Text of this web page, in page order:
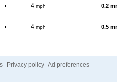
4 mph 0.2
4 mph 0.5
Privacy policy Ad preferences